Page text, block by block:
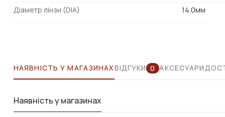
Діаметр лінзи (DIA) 14.0мм
НАЯВНІСТЬ У МАГАЗИНАХВІДГУКИ 0 АКСЕСУАРИ
Наявність у магазинах